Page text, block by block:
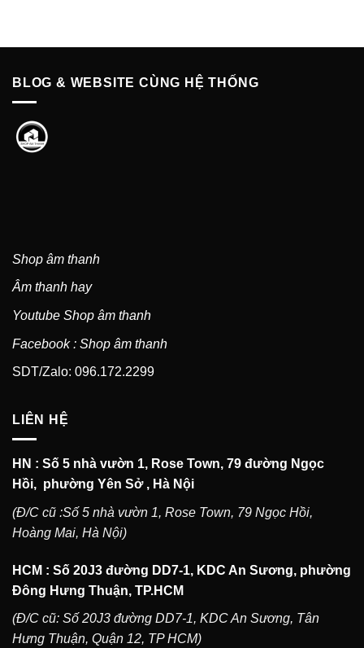
BLOG & WEBSITE CÙNG HỆ THỐNG
Shop âm thanh
Âm thanh hay
Youtube Shop âm thanh
Facebook : Shop âm thanh
SDT/Zalo: 096.172.2299
LIÊN HỆ
HN : Số 5 nhà vườn 1, Rose Town, 79 đường Ngọc
Hồi, phường Yên Sở , Hà Nội
(Đ/C cũ :Số 5 nhà vườn 1, Rose Town, 79 Ngọc Hồi,
Hoàng Mai, Hà Nội)
HCM : Số 20J3 đường DD7-1, KDC An Sương, phường
Đông Hưng Thuận, TP.HCM
(Đ/C cũ: Số 20J3 đường DD7-1, KDC An Sương, Tân
Hưng Thuận, Quận 12, TP HCM)